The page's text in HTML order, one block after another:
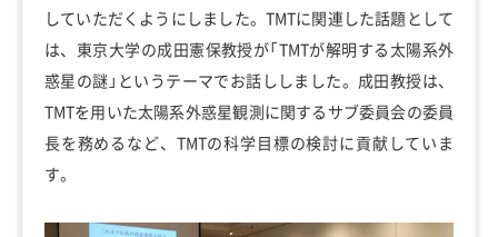
していただくようにしました。TMTに関連した話題として
は、東京大学の成田憲保教授が「TMTが解明する太陽系外
惑星の謎」というテーマでお話ししました。成田教授は、
TMTを用いた太陽系外惑星観測に関するサブ委員会の委員
長を務めるなど、TMTの科学目標の検討に貢献していま
す。